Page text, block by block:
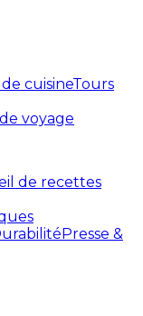
cuisineTours
voyage
de recettes
Presse &